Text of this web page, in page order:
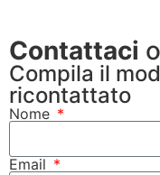
Contattaci
Compila il
ricontattato
Nome
Email